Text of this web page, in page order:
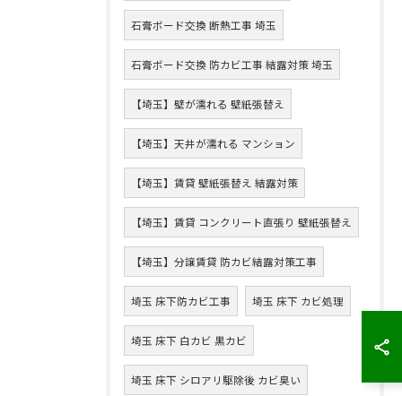
石膏ボード交換 断熱工事 埼玉
石膏ボード交換 防カビ工事 結露対策 埼玉
【埼玉】壁が濡れる 壁紙張替え
【埼玉】天井が濡れる マンション
【埼玉】賃貸 壁紙張替え 結露対策
【埼玉】賃貸 コンクリート直張り 壁紙張替え
【埼玉】分譲賃貸 防カビ結露対策工事
埼玉 床下防カビ工事 埼玉 床下 カビ処理
埼玉 床下 白カビ 黒カビ
埼玉 床下 シロアリ駆除後 カビ臭い